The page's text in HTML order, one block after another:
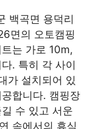
백곡면 용덕리
면의 오토캠핑
는 가로 10m,
. 특히 각 사이
가 설치되어 있
합니다. 캠핑장
수 있고 서운
속에서의 휴식